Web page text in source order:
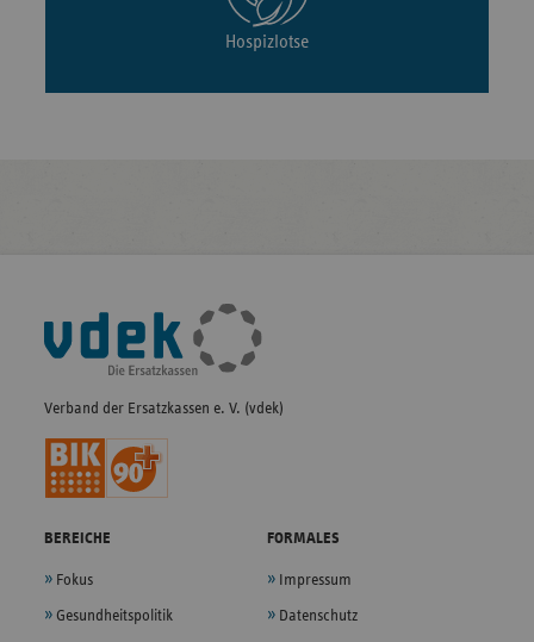
Hospizlotse
Fußleisten-
Navigation
Verband der Ersatzkassen e. V. (vdek)
BEREICHE
Fokus
Gesundheitspolitik
FORMALES
Impressum
Datenschutz